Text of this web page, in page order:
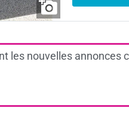
les nouvelles annonces